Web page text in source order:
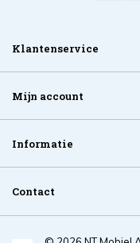
Klantenservice
Mijn account
Informatie
Contact